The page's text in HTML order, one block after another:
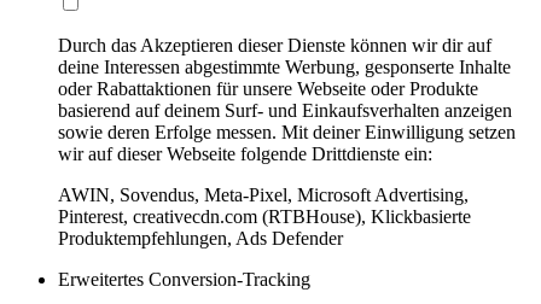
Durch das Akzeptieren dieser Dienste können wir dir auf
deine Interessen abgestimmte Werbung, gesponserte Inhalte
oder Rabattaktionen für unsere Webseite oder Produkte
basierend auf deinem Surf- und Einkaufsverhalten anzeigen
sowie deren Erfolge messen. Mit deiner Einwilligung setzen
wir auf dieser Webseite folgende Drittdienste ein:
AWIN, Sovendus, Meta-Pixel, Microsoft Advertising,
Pinterest, creativecdn.com (RTBHouse), Klickbasierte
Produktempfehlungen, Ads Defender
Erweitertes Conversion-Tracking